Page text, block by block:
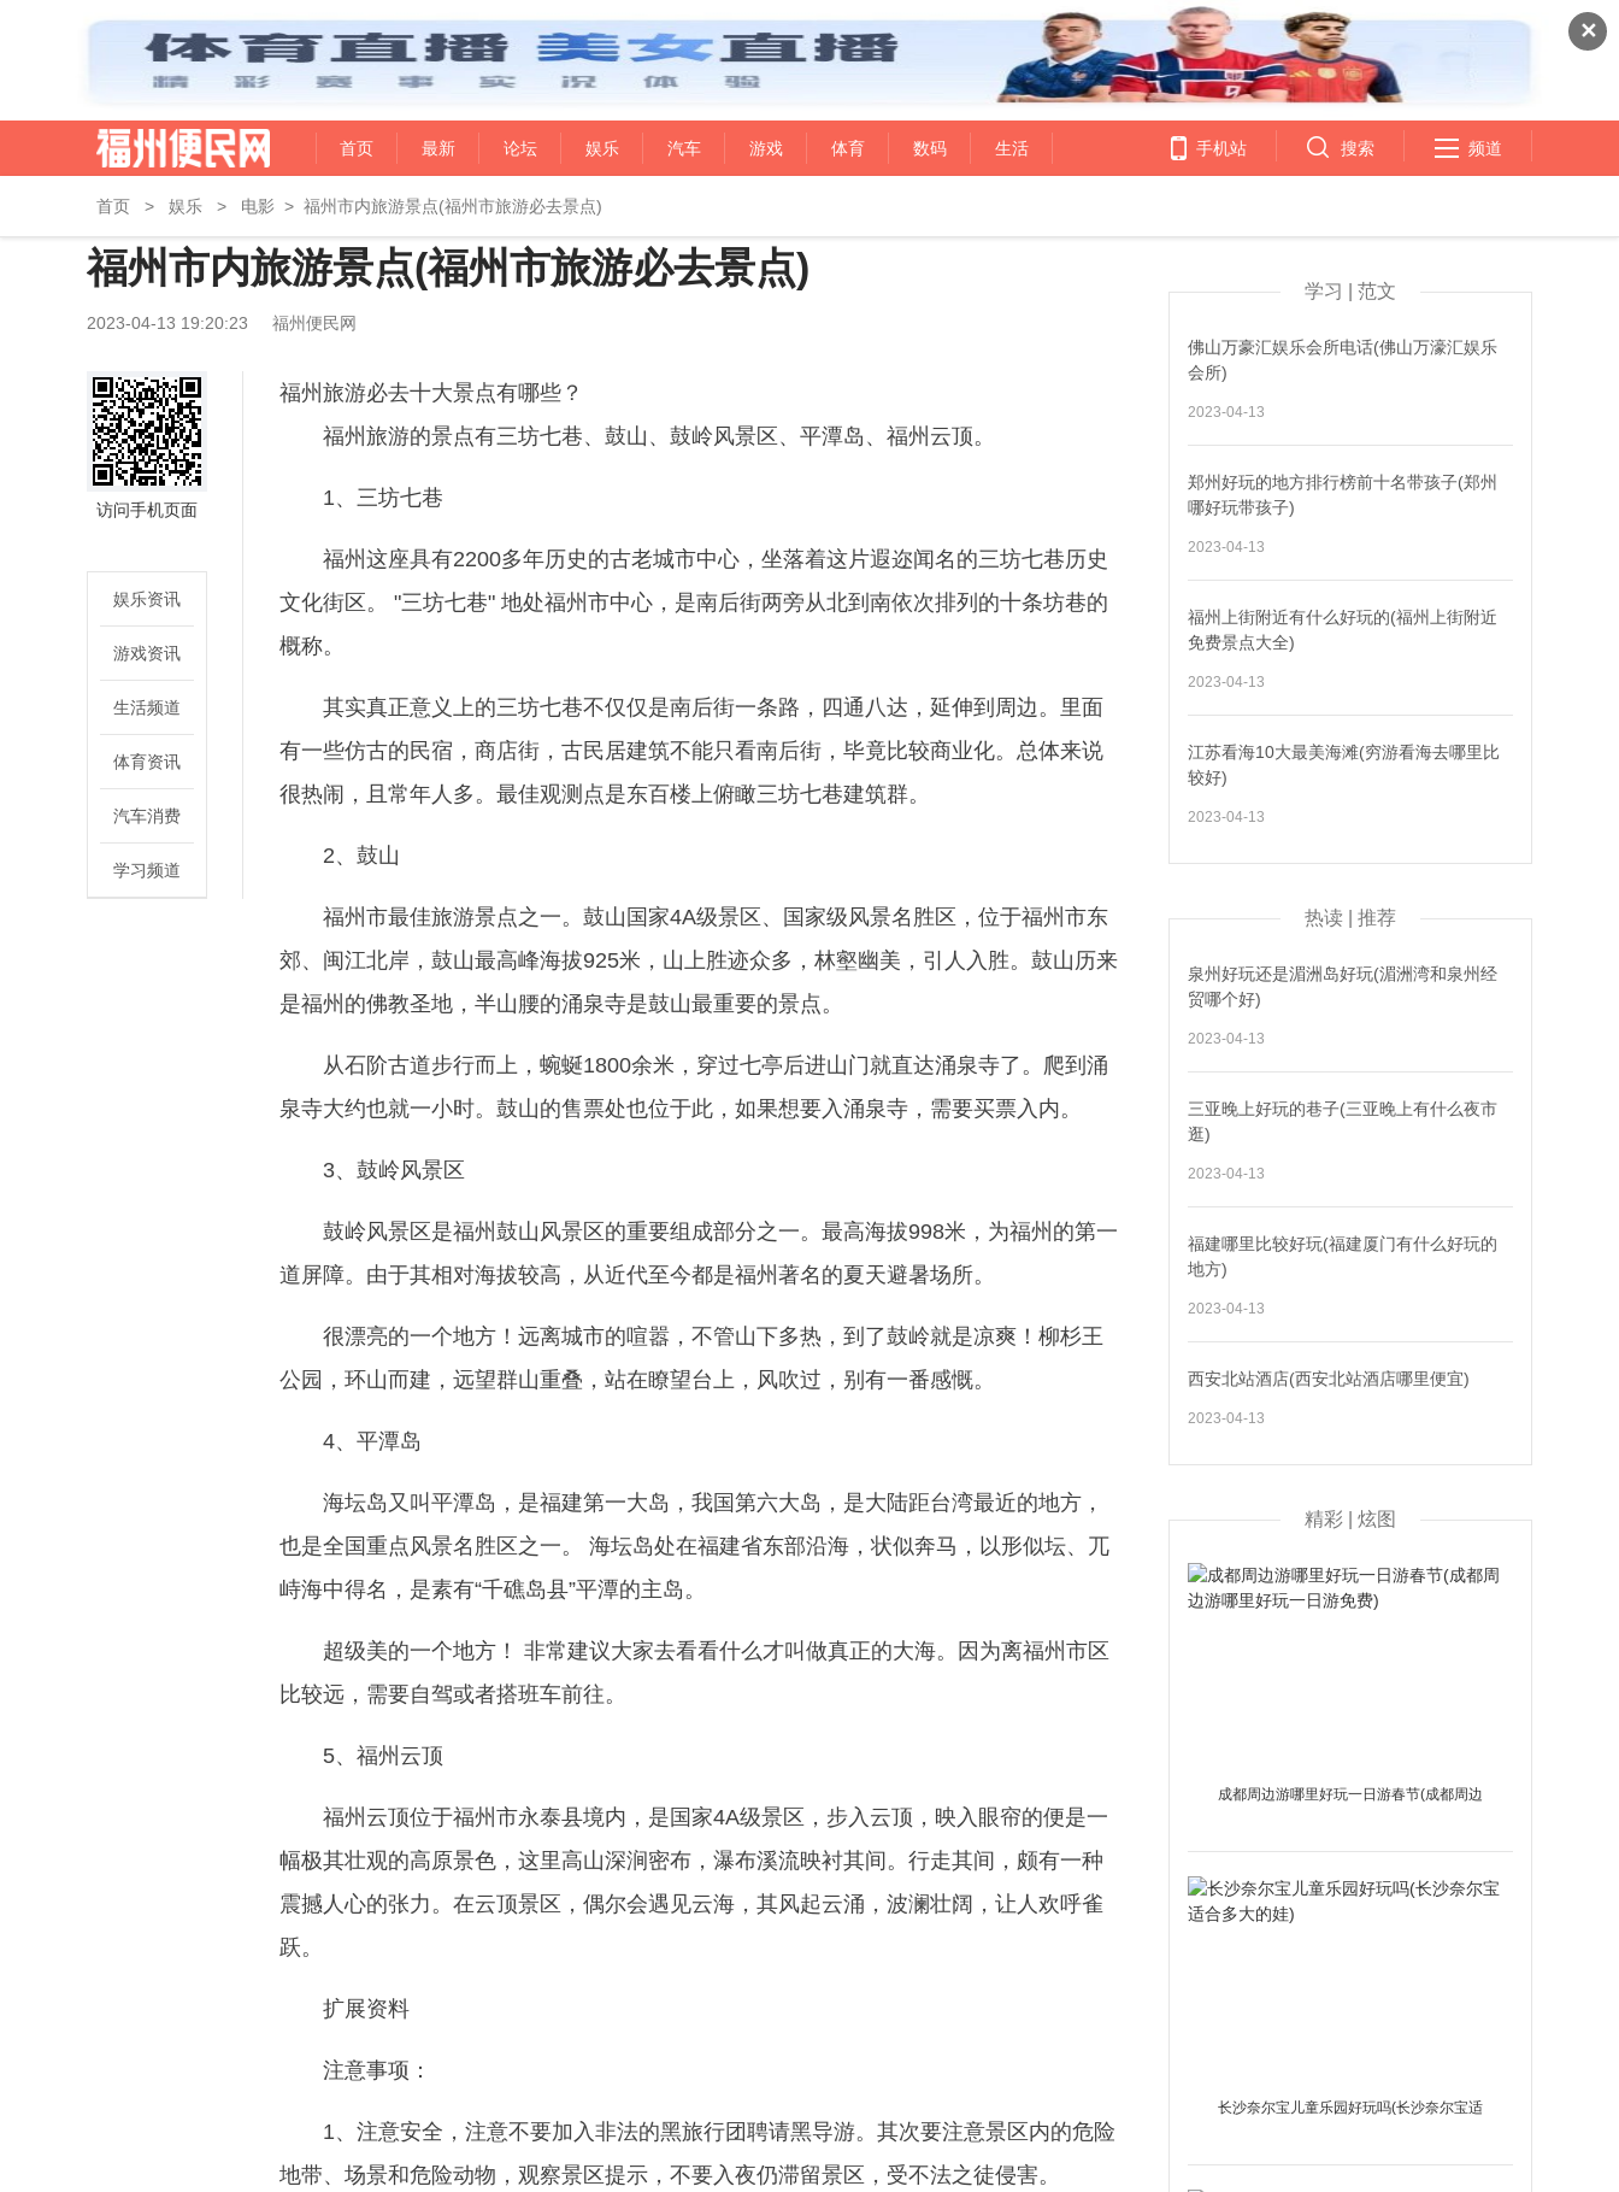
✕
首页 最新 论坛 娱乐 汽车 游戏 体育 数码 生活 手机站 搜索 频道
首页 > 娱乐 > 电影 > 福州市内旅游景点(福州市旅游必去景点)
福州市内旅游景点(福州市旅游必去景点)
2023-04-13 19:20:23 福州便民网
访问手机页面
娱乐资讯
游戏资讯
生活频道
体育资讯
汽车消费
学习频道
福州旅游必去十大景点有哪些？
福州旅游的景点有三坊七巷、鼓山、鼓岭风景区、平潭岛、福州云顶。
1、三坊七巷
福州这座具有2200多年历史的古老城市中心，坐落着这片遐迩闻名的三坊七巷历史
文化街区。 "三坊七巷" 地处福州市中心，是南后街两旁从北到南依次排列的十条坊巷的
概称。
其实真正意义上的三坊七巷不仅仅是南后街一条路，四通八达，延伸到周边。里面
有一些仿古的民宿，商店街，古民居建筑不能只看南后街，毕竟比较商业化。总体来说
很热闹，且常年人多。最佳观测点是东百楼上俯瞰三坊七巷建筑群。
2、鼓山
福州市最佳旅游景点之一。鼓山国家4A级景区、国家级风景名胜区，位于福州市东
郊、闽江北岸，鼓山最高峰海拔925米，山上胜迹众多，林壑幽美，引人入胜。鼓山历来
是福州的佛教圣地，半山腰的涌泉寺是鼓山最重要的景点。
从石阶古道步行而上，蜿蜒1800余米，穿过七亭后进山门就直达涌泉寺了。爬到涌
泉寺大约也就一小时。鼓山的售票处也位于此，如果想要入涌泉寺，需要买票入内。
3、鼓岭风景区
鼓岭风景区是福州鼓山风景区的重要组成部分之一。最高海拔998米，为福州的第一
道屏障。由于其相对海拔较高，从近代至今都是福州著名的夏天避暑场所。
很漂亮的一个地方！远离城市的喧嚣，不管山下多热，到了鼓岭就是凉爽！柳杉王
公园，环山而建，远望群山重叠，站在瞭望台上，风吹过，别有一番感慨。
4、平潭岛
海坛岛又叫平潭岛，是福建第一大岛，我国第六大岛，是大陆距台湾最近的地方，
也是全国重点风景名胜区之一。 海坛岛处在福建省东部沿海，状似奔马，以形似坛、兀
峙海中得名，是素有“千礁岛县”平潭的主岛。
超级美的一个地方！ 非常建议大家去看看什么才叫做真正的大海。因为离福州市区
比较远，需要自驾或者搭班车前往。
5、福州云顶
福州云顶位于福州市永泰县境内，是国家4A级景区，步入云顶，映入眼帘的便是一
幅极其壮观的高原景色，这里高山深涧密布，瀑布溪流映衬其间。行走其间，颇有一种
震撼人心的张力。在云顶景区，偶尔会遇见云海，其风起云涌，波澜壮阔，让人欢呼雀
跃。
扩展资料
注意事项：
1、注意安全，注意不要加入非法的黑旅行团聘请黑导游。其次要注意景区内的危险
地带、场景和危险动物，观察景区提示，不要入夜仍滞留景区，受不法之徒侵害。
学习 | 范文
佛山万豪汇娱乐会所电话(佛山万濠汇娱乐
会所)
2023-04-13
郑州好玩的地方排行榜前十名带孩子(郑州
哪好玩带孩子)
2023-04-13
福州上街附近有什么好玩的(福州上街附近
免费景点大全)
2023-04-13
江苏看海10大最美海滩(穷游看海去哪里比
较好)
2023-04-13
热读 | 推荐
泉州好玩还是湄洲岛好玩(湄洲湾和泉州经
贸哪个好)
2023-04-13
三亚晚上好玩的巷子(三亚晚上有什么夜市
逛)
2023-04-13
福建哪里比较好玩(福建厦门有什么好玩的
地方)
2023-04-13
西安北站酒店(西安北站酒店哪里便宜)
2023-04-13
精彩 | 炫图
成都周边游哪里好玩一日游春节(成都周边
长沙奈尔宝儿童乐园好玩吗(长沙奈尔宝适